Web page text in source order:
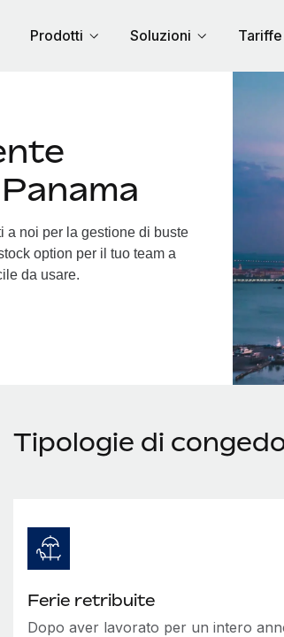
Prodotti Soluzioni Tariffe
a noi per la gestione di buste
option per il tuo team a
da usare.
Tipologie di
Ferie retribuite
Dopo aver lavorato per un intero